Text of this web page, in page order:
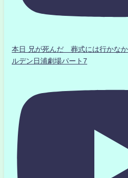
本日 兄が死んだ 葬式には行かな
ルデン日浦劇場パート7